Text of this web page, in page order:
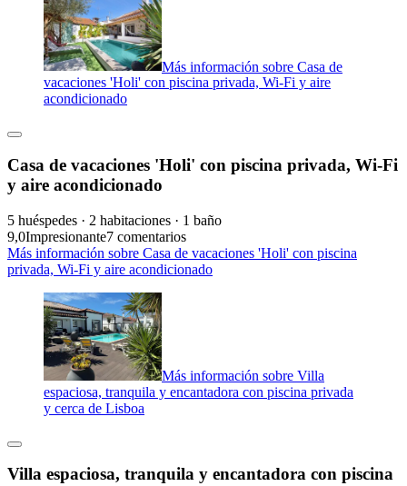
Más información sobre Casa de
vacaciones 'Holi' con piscina privada, Wi-Fi y aire
acondicionado
Casa de vacaciones 'Holi' con piscina privada, Wi-Fi
y aire acondicionado
5 huéspedes · 2 habitaciones · 1 baño
9,0Impresionante7 comentarios
Más información sobre Casa de vacaciones 'Holi' con piscina
privada, Wi-Fi y aire acondicionado
Más información sobre Villa
espaciosa, tranquila y encantadora con piscina privada
y cerca de Lisboa
Villa espaciosa, tranquila y encantadora con piscina